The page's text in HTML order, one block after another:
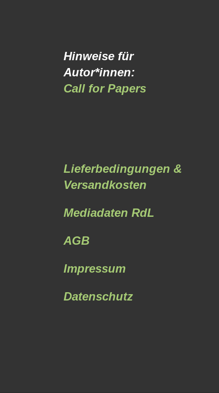
Hinweise für
Autor*innen:
Call for Papers
Lieferbedingungen &
Versandkosten
Mediadaten RdL
AGB
Impressum
Datenschutz